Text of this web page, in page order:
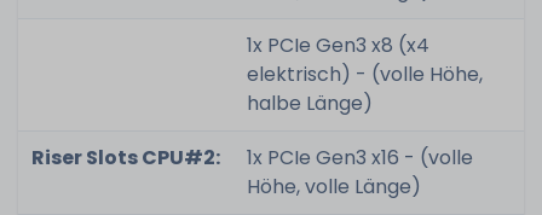
1x PCIe Gen3 x8 (x4
elektrisch) - (volle Höhe,
halbe Länge)
Riser Slots CPU#2:
1x PCIe Gen3 x16 - (volle
Höhe, volle Länge)